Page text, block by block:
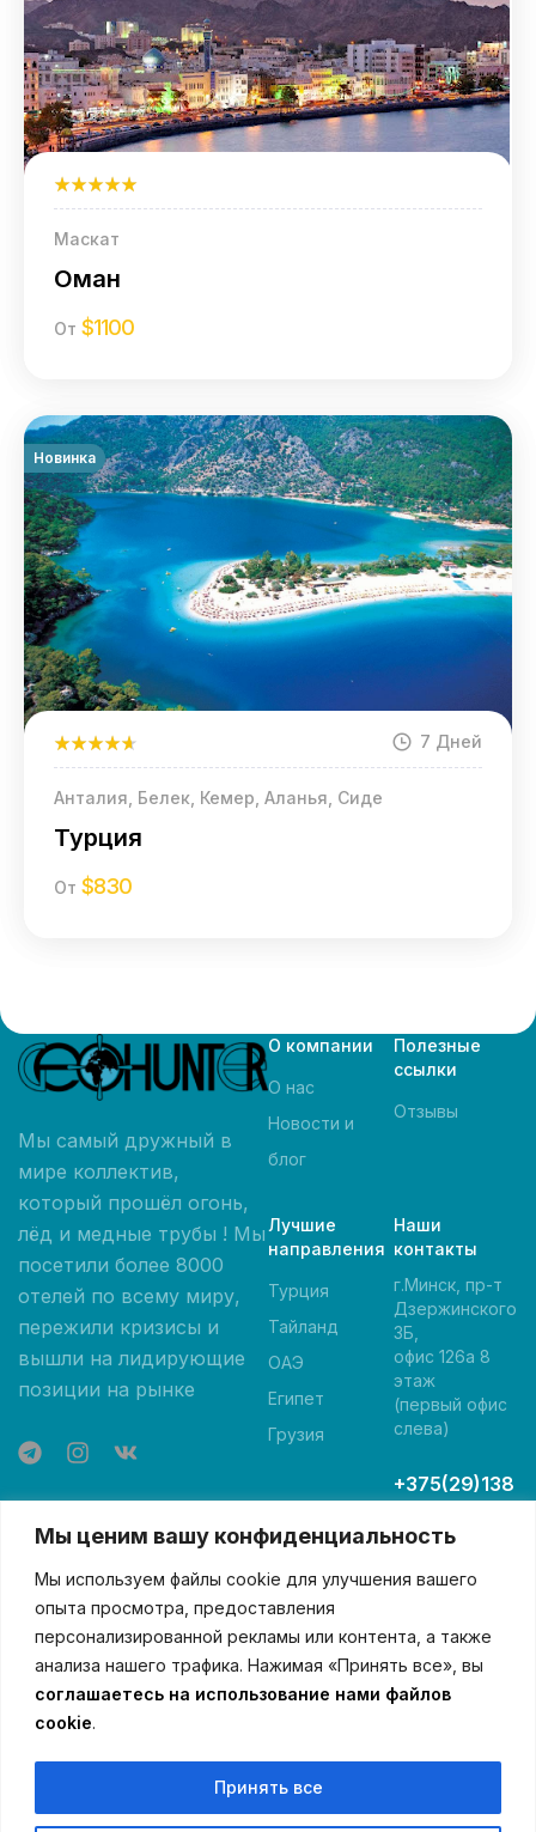
Мы ценим вашу конфиденциальность
Мы используем файлы cookie для улучшения вашего
опыта просмотра, предоставления
персонализированной рекламы или контента, а также
анализа нашего трафика. Нажимая «Принять все», вы
соглашаетесь на использование нами файлов
cookie.
Принять все
Маскат
Оман
От $1100
Новинка
7 Дней
Анталия, Белек, Кемер, Аланья, Сиде
Турция
От $830
Мы самый дружный в
мире коллектив,
который прошёл огонь,
лёд и медные трубы ! Мы
посетили более 8000
отелей по всему миру,
пережили кризисы и
вышли на лидирующие
позиции на рынке
О компании
О нас
Новости и
блог
Полезные
ссылки
Отзывы
Лучшие
направления
Турция
Тайланд
ОАЭ
Египет
Грузия
Наши
контакты
г.Минск, пр-т
Дзержинского
3Б,
офис 126а 8
этаж
(первый офис
слева)
+375(29)138
+375(29)84
6-05-00
+375(25)946
-05-00
Лайф
ndex.by